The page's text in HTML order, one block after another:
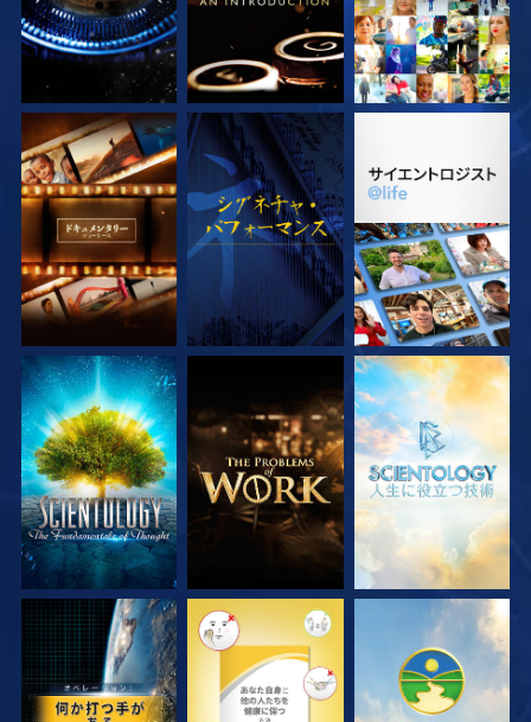
シリーズを探求 観る シリーズを探求
シリーズを探求 シリーズを探求 シリーズを探求
観る 観る 観る